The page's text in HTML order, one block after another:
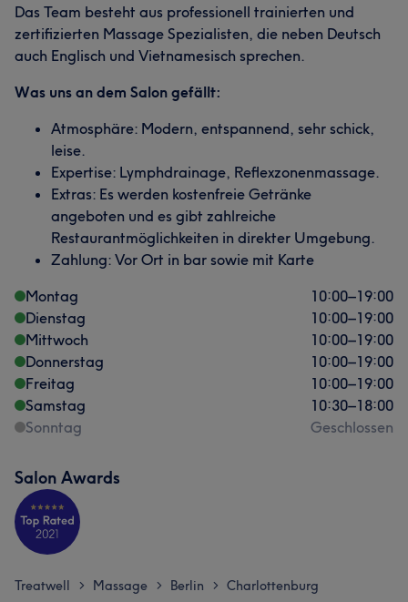
Das Team besteht aus professionell trainierten und
zertifizierten Massage Spezialisten, die neben Deutsch
auch Englisch und Vietnamesisch sprechen.
Was uns an dem Salon gefällt:
Atmosphäre: Modern, entspannend, sehr schick,
leise.
Expertise: Lymphdrainage, Reflexzonenmassage.
Extras: Es werden kostenfreie Getränke
angeboten und es gibt zahlreiche
Restaurantmöglichkeiten in direkter Umgebung.
Zahlung: Vor Ort in bar sowie mit Karte
Montag
10:00–19:00
Dienstag
10:00–19:00
Mittwoch
10:00–19:00
Donnerstag
10:00–19:00
Freitag
10:00–19:00
Samstag
10:30–18:00
Sonntag
Geschlossen
Salon Awards
Treatwell > Massage > Berlin > Charlottenburg